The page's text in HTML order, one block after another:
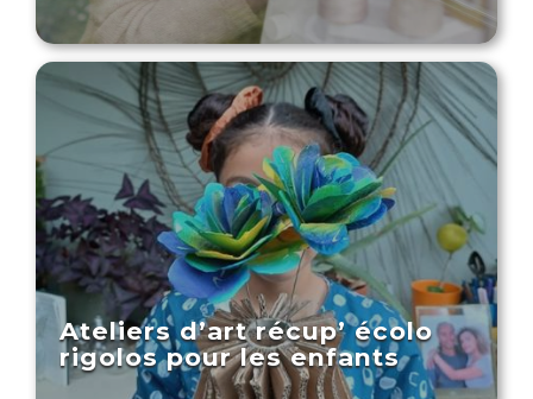
Ateliers d’art récup’ écolo
rigolos pour les enfants